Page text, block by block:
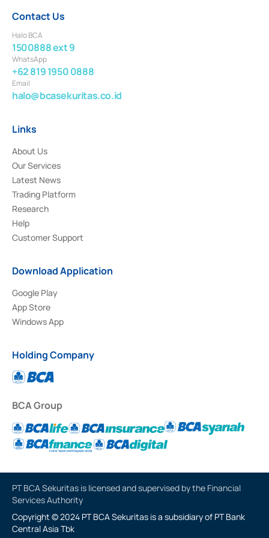
Contact Us
Halo BCA
1500888 ext 9
WhatsApp
+62 819 1950 0888
Email
halo@bcasekuritas.co.id
Links
About Us
Our Services
Latest News
Trading Platform
Research
Help
Customer Support
Download Application
Google Play
App Store
Windows App
Holding Company
BCA Group
PT BCA Sekuritas is licensed and supervised by the Financial
Services Authority
Copyright © 2024 PT BCA Sekuritas is a subsidiary of PT Bank
Central Asia Tbk